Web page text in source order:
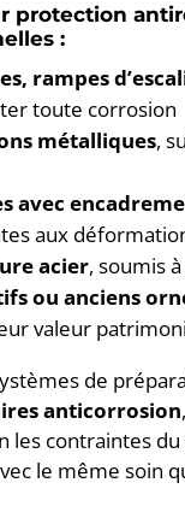
protection
:
rampes
toute corrosion
métalliques,
avec
aux
acier, soumis
ou anciens
valeur
de
anticorrosion
les contraintes du
le même soin